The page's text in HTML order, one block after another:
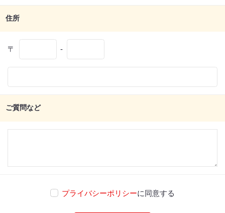
住所
〒 -
ご質問など
プライバシーポリシーに同意する